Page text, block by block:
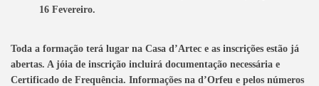
16 Fevereiro.
Toda a formação terá lugar na Casa d’Artec e as inscrições estão já
abertas. A jóia de inscrição incluirá documentação necessária e
Certificado de Frequência. Informações na d’Orfeu e pelos números